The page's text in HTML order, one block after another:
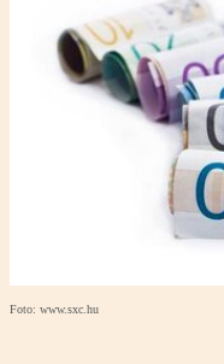
Foto: www.sxc.hu